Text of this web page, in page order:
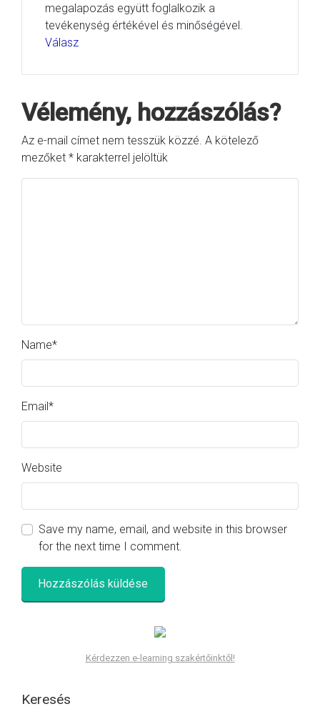
megalapozás együtt foglalkozik a
tevékenység értékével és minőségével.
Válasz
Vélemény, hozzászólás?
Az e-mail címet nem tesszük közzé. A kötelező
mezőket * karakterrel jelöltük
Name*
Email*
Website
Save my name, email, and website in this browser
for the next time I comment.
Kérdezzen e-learning szakértőinktől!
Keresés